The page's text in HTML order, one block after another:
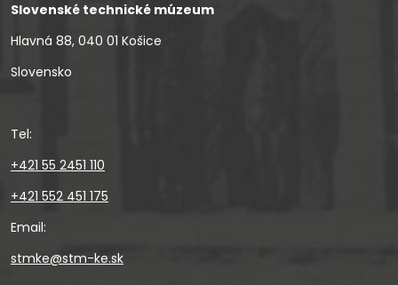
Slovenské technické múzeum
Hlavná 88, 040 01 Košice
Slovensko
Tel:
+421 55 2451 110
+421 552 451 175
Email:
stmke@stm-ke.sk